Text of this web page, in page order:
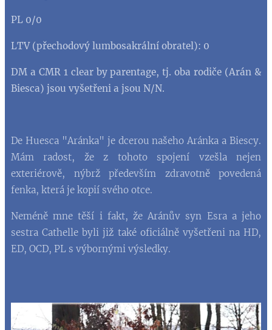
PL 0/0
LTV (přechodový lumbosakrální obratel): 0
DM a CMR 1 clear by parentage, tj. oba rodiče (Arán &
Biesca) jsou vyšetřeni a jsou N/N.
De Huesca "Aránka" je dcerou našeho Aránka a Biescy.
Mám radost, že z tohoto spojení vzešla nejen
exteriérově, nýbrž především zdravotně povedená
fenka, která je kopií svého otce.
Neméně mne těší i fakt, že Aránův syn Esra a jeho
sestra Cathelle byli již také oficiálně vyšetřeni na HD,
ED, OCD, PL s výbornými výsledky.